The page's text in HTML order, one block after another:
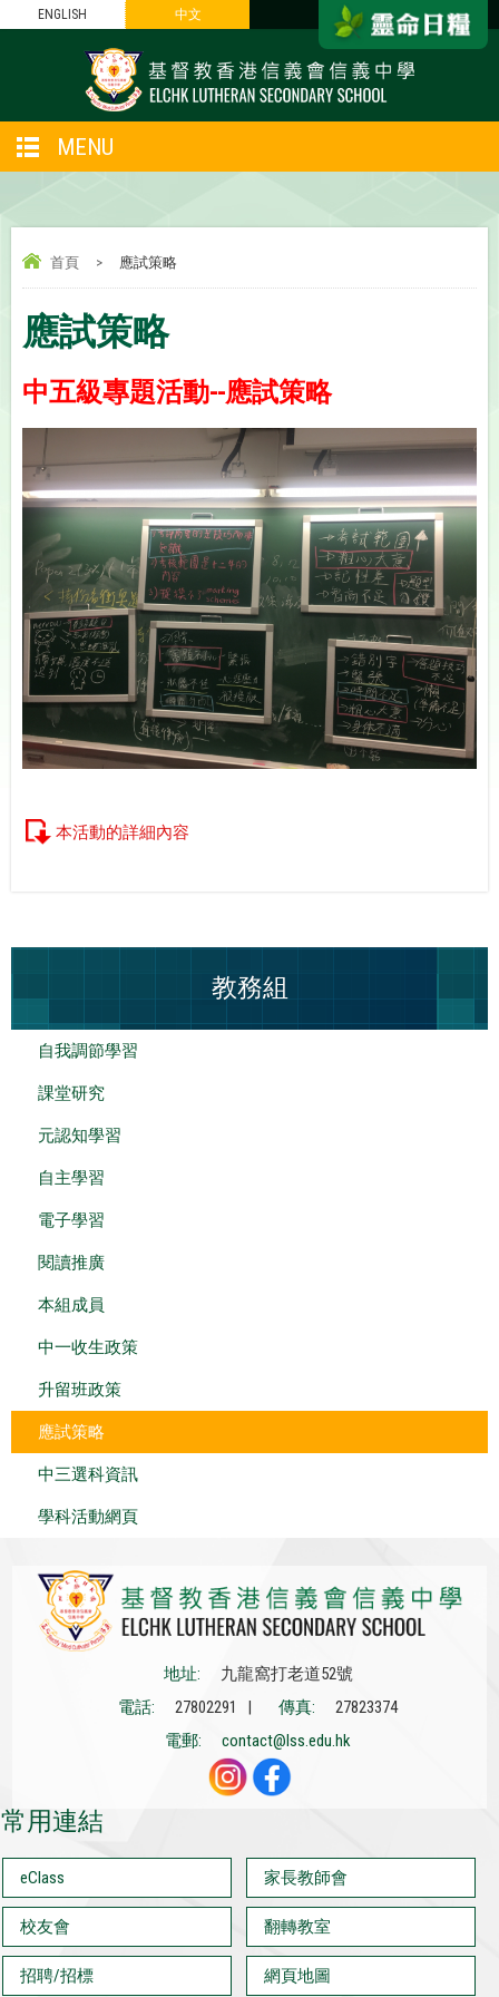
ENGLISH 中文
MENU
首頁 > 應試策略
應試策略
中五級專題活動--應試策略
本活動的詳細內容
教務組
自我調節學習
課堂研究
元認知學習
自主學習
電子學習
閱讀推廣
本組成員
中一收生政策
升留班政策
應試策略
中三選科資訊
學科活動網頁
地址:
九龍窩打老道52號
電話:
27802291 | 傳真:
27823374
電郵:
contact@lss.edu.hk
常用連結
eClass 家長教師會
校友會 翻轉教室
招聘/招標 網頁地圖